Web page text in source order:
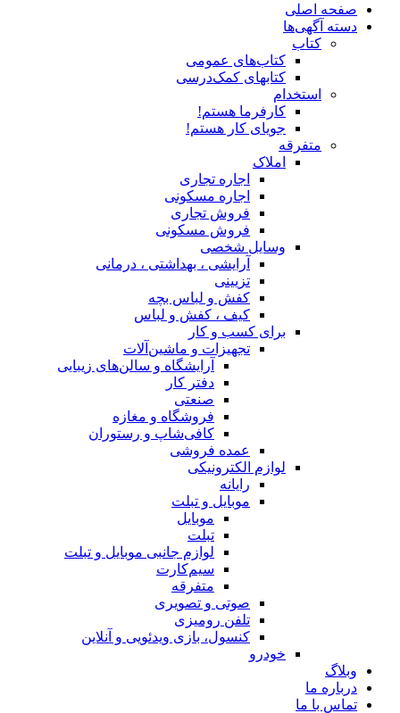
صفحه اصلی
دسته آگهی‌ها
کتاب
کتاب‌های عمومی
کتابهای کمک‌درسی
استخدام
کارفرما هستم!
جویای کار هستم!
متفرقه
املاک
اجاره تجاری
اجاره مسکونی
فروش تجاری
فروش مسکونی
وسایل شخصی
آرایشی ، بهداشتی ، درمانی
تزیینی
کفش و لباس بچه
کیف ، کفش و لباس
برای کسب و کار
تجهیزات و ماشین‌آلات
آرایشگاه و سالن‌های زیبایی
دفتر کار
صنعتی
فروشگاه و مغازه
کافی‌شاپ و رستوران
عمده فروشی
لوازم الکترونیکی
رایانه
موبایل و تبلت
موبایل
تبلت
لوازم جانبی موبایل و تبلت
سیم‌کارت
متفرقه
صوتی و تصویری
تلفن رومیزی
کنسول، بازی‌ ویدئویی و آنلاین
خودرو
وبلاگ
درباره ما
تماس با ما